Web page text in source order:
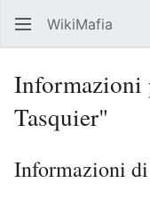
WikiMafia
Informazioni
Tasquier"
Informazioni di